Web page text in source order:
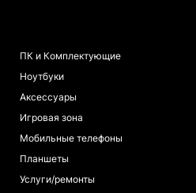
ПК и Комплектующие
Ноутбуки
Аксессуары
Игровая зона
Мобильные телефоны
Планшеты
Услуги/ремонты